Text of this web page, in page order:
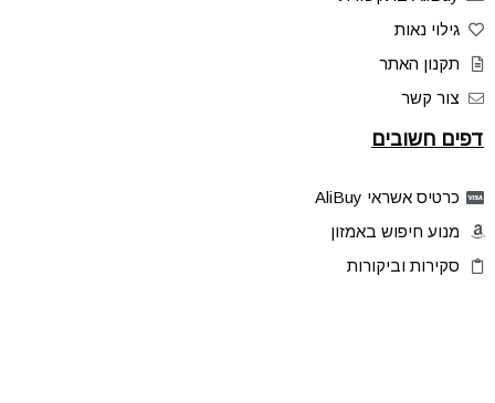
גילוי נאות
תקנון האתר
צור קשר
דפים חשובים
כרטיס אשראי AliBuy
מנוע חיפוש באמזון
סקירות וביקורות